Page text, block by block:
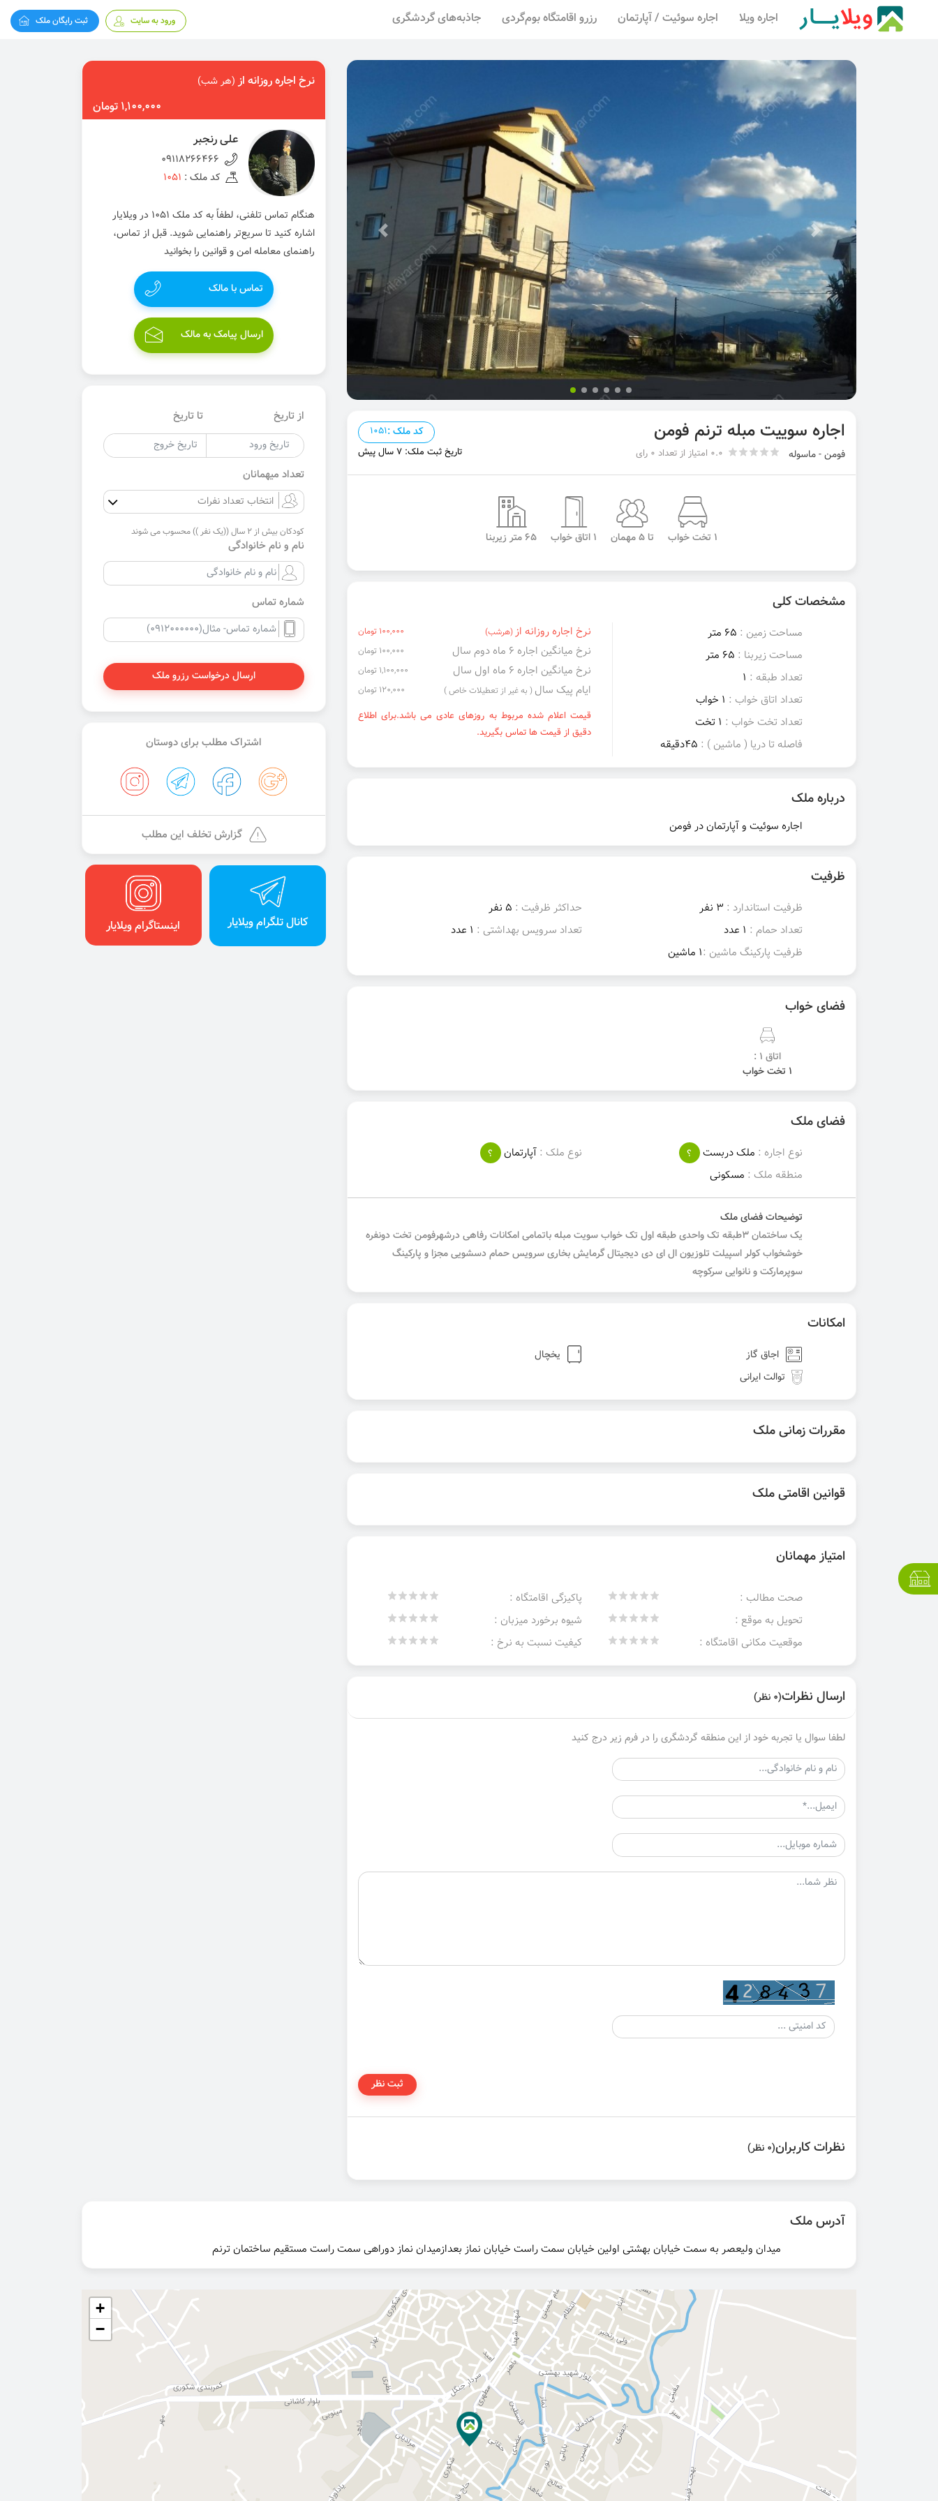
اجاره ویلا اجاره سوئیت / آپارتمان رزرو اقامتگاه بوم‌گردی جاذبه‌های گردشگری ورود به سایت ثبت رایگان ملک
اجاره سوییت مبله ترنم فومن کد ملک :1051
فومن - ماسوله 0.0 امتیاز از تعداد 0 رای تاریخ ثبت ملک: 7 سال پیش
1 تخت خواب تا 5 مهمان 1 اتاق خواب 65 متر زیربنا
مشخصات کلی
مساحت زمین : 65 متر
مساحت زیربنا : 65 متر
تعداد طبقه : 1
تعداد اتاق خواب : 1 خواب
تعداد تخت خواب : 1 تخت
فاصله تا دریا ( ماشین ) : 45دقیقه
نرخ اجاره روزانه از(هرشب) 100,000 تومان
نرخ میانگین اجاره ۶ ماه دوم سال 100,000 تومان
نرخ میانگین اجاره ۶ ماه اول سال 1,100,000 تومان
ایام پیک سال ( به غیر از تعطیلات خاص ) 120,000 تومان
قیمت اعلام شده مربوط به روزهای عادی می باشد.برای اطلاع
دقیق از قیمت ها تماس بگیرید.
درباره ملک
اجاره سوئیت و آپارتمان در فومن
ظرفیت
ظرفیت استاندارد : 3 نفر حداکثر ظرفیت : 5 نفر
تعداد حمام : 1 عدد تعداد سرویس بهداشتی : 1 عدد
ظرفیت پارکینگ ماشین :1 ماشین
فضای خواب
اتاق 1 :
1 تخت خواب
فضای ملک
نوع اجاره : ملک دربست ؟ نوع ملک : آپارتمان
؟
منطقه ملک : مسکونی
توضیحات فضای ملک
یک ساختمان 3طبقه تک واحدی طبقه اول تک خواب سویت مبله باتمامی امکانات رفاهی درشهرفومن تخت دونفره
خوشخواب کولر اسپیلت تلوزیون ال ای دی دیجیتال گرمایش بخاری سرویس حمام دسشویی مجزا و پارکینگ
سوپرمارکت و نانوایی سرکوچه
امکانات
اجاق گاز
یخچال
توالت ایرانی
مقررات زمانی ملک
قوانین اقامتی ملک
امتیاز مهمانان
صحت مطالب :
پاکیزگی اقامتگاه :
تحویل به موقع :
شیوه برخورد میزبان :
موقعیت مکانی اقامتگاه :
کیفیت نسبت به نرخ :
ارسال نظرات(0 نظر)
لطفا سوال یا تجربه خود از این منطقه گردشگری را در فرم زیر درج کنید
ثبت نظر
نظرات کاربران(0 نظر)
نرخ اجاره روزانه از(هر شب)
1,100,000 تومان
علی رنجبر
09118266466
کد ملک : 1051
هنگام تماس تلفنی، لطفاً به کد ملک 1051 در ویلایار
اشاره کنید تا سریع‌تر راهنمایی شوید. قبل از تماس،
راهنمای معامله امن و قوانین را بخوانید
تماس با مالک
ارسال پیامک به مالک
از تاریخ تا تاریخ
تعداد میهمانان
کودکان بیش از 2 سال ((یک نفر )) محسوب می شوند
نام و نام خانوادگی
شماره تماس
ارسال درخواست رزرو ملک
اشتراک مطلب برای دوستان
گزارش تخلف این مطلب
کانال تلگرام ویلایار اینستاگرام ویلایار
آدرس ملک
میدان ولیعصر به سمت خیابان بهشتی اولین خیابان سمت راست خیابان نماز بعدازمیدان نماز دوراهی سمت راست مستقیم ساختمان ترنم
+
−